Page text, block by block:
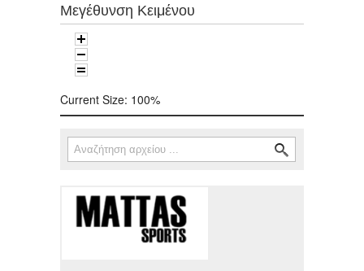
Μεγέθυνση Κειμένου
Current Size: 100%
Φόρμα αναζήτησης
Αναζήτηση